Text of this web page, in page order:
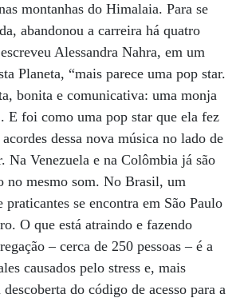
montanhas do Himalaia. Para se
abandonou a carreira há quatro
Alessandra Nahra, em um
Planeta, “mais parece uma pop star.
bonita e comunicativa: uma monja
E foi como uma pop star que ela fez
dessa nova música no lado de
Na Venezuela e na Colômbia já são
no mesmo som. No Brasil, um
praticantes se encontra em São Paulo
O que está atraindo e fazendo
– cerca de 250 pessoas – é a
causados pelo stress e, mais
do código de acesso para a